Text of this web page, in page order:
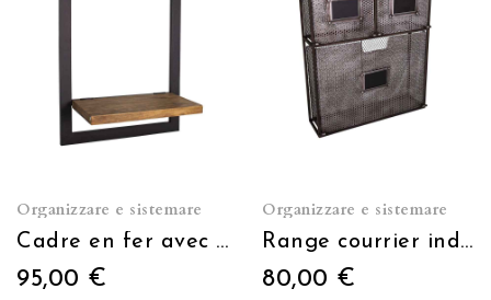
Organizzare e sistemare
Cadre en fer avec étagère en bois
95,00 €
Organizzare e sistemare
Range courrier industriel
80,00 €